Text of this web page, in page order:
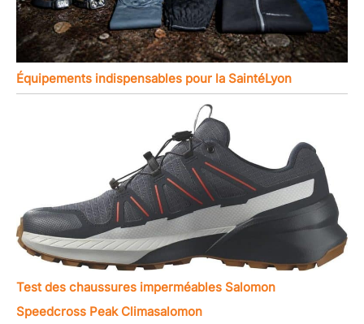
Équipements indispensables pour la SaintéLyon
Test des chaussures imperméables Salomon
Speedcross Peak Climasalomon